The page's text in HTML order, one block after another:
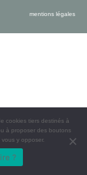
mentions légales
cookies tiers destinés à
à proposer des boutons
y opposer.
?